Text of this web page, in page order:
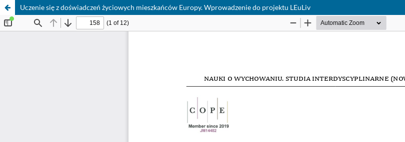
Uczenie się z doświadczeń życiowych mieszkańców Europy. Wprowadzenie do projektu LEuLiv